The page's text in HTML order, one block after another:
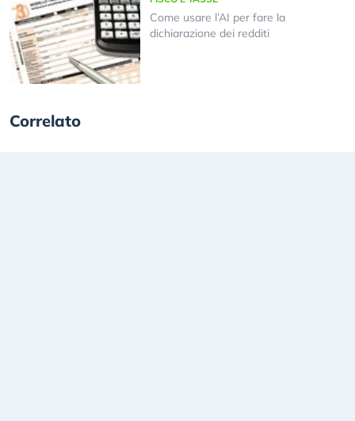
Come usare l’AI per fare la
dichiarazione dei redditi
Correlato